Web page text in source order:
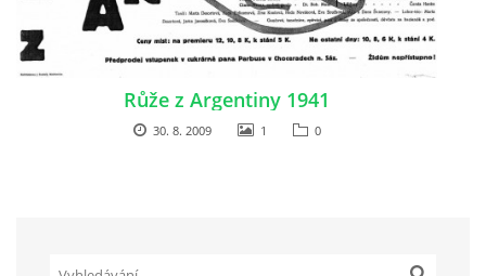
VIDEOZÁZNAMY Z HER
FOTOALBUMRůže z Argentiny 1941
30. 8. 2009 1 0